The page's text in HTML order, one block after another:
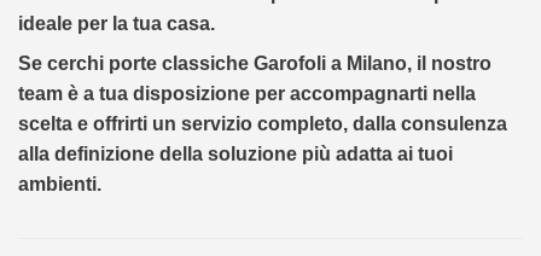
ideale per la tua casa.
Se cerchi porte classiche Garofoli a Milano, il nostro
team è a tua disposizione per accompagnarti nella
scelta e offrirti un servizio completo, dalla consulenza
alla definizione della soluzione più adatta ai tuoi
ambienti.